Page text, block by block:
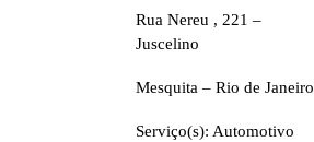
Rua Nereu , 221 –
Juscelino
Mesquita – Rio de Janeiro
Serviço(s): Automotivo